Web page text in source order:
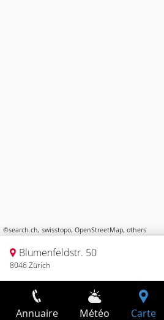
©search.ch, swisstopo, OpenStreetMap, others
Blumenfeldstr. 50
8046 Zürich
Annuaire Météo Carte